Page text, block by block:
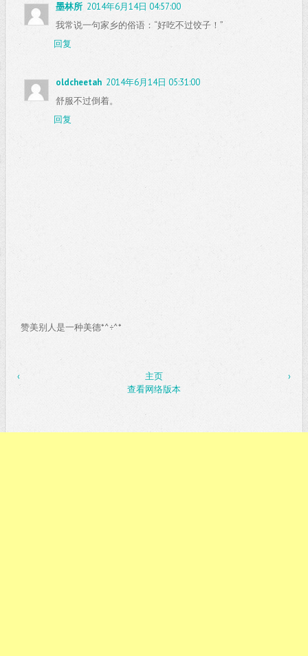
墨林所 2014年6月14日 04:57:00
我常说一句家乡的俗语：“好吃不过饺子！”
回复
oldcheetah 2014年6月14日 05:31:00
舒服不过倒着。
回复
赞美别人是一种美德*^÷^*
‹ ›
主页
查看网络版本